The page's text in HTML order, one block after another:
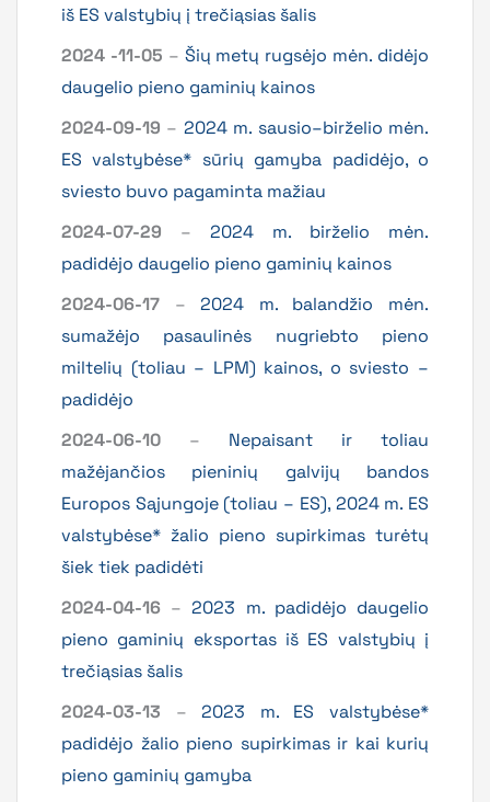
iš ES valstybių į trečiąsias šalis
2024 -11-05 – Šių metų rugsėjo mėn. didėjo
daugelio pieno gaminių kainos
2024-09-19 – 2024 m. sausio–birželio mėn.
ES valstybėse* sūrių gamyba padidėjo, o
sviesto buvo pagaminta mažiau
2024-07-29 – 2024 m. birželio mėn.
padidėjo daugelio pieno gaminių kainos
2024-06-17 –2024 m. balandžio mėn.
sumažėjo pasaulinės nugriebto pieno
miltelių (toliau – LPM) kainos, o sviesto –
padidėjo
2024-06-10 – Nepaisant ir toliau
mažėjančios pieninių galvijų bandos
Europos Sąjungoje (toliau – ES), 2024 m. ES
valstybėse* žalio pieno supirkimas turėtų
šiek tiek padidėti
2024-04-16 –2023 m. padidėjo daugelio
pieno gaminių eksportas iš ES valstybių į
trečiąsias šalis
2024-03-13 –2023 m. ES valstybėse*
padidėjo žalio pieno supirkimas ir kai kurių
pieno gaminių gamyba